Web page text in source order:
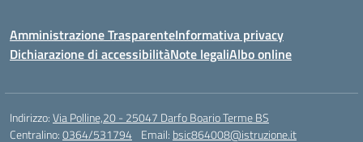
Amministrazione TrasparenteInformativa privacy
Dichiarazione di accessibilitàNote legaliAlbo online
Indirizzo:Via Polline,20 - 25047 Darfo Boario Terme BS
Centralino:0364/531794 Email: bsic864008@istruzione.it